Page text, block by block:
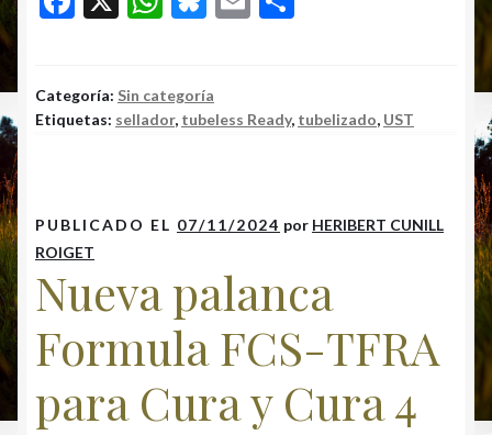
b
k
s
A
p
k
y
l
p
ar
Categoría: Sin categoría
Etiquetas: sellador, tubeless Ready, tubelizado, UST
PUBLICADO EL 07/11/2024 por HERIBERT CUNILL
ROIGET
Nueva palanca
Formula FCS-TFRA
para Cura y Cura 4